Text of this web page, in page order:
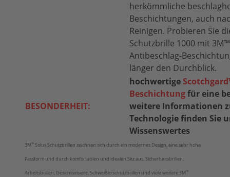
herkömmliche
Beschichtungen, auch
Reinigen. Probieren Sie
Schutzbrille 1000 mit
Antibeschlag-
länger den Durchblick.
BESONDERHEIT:
hochwertige
Beschichtungfür eine
weitere Informationen
Technologie finden Sie
Wissenswertes
3M™ Solus Schutzbrillen zeichnen sich durch ein modernes Design, eine sehr hohe
Passform und durch komfortablen und idealen Sitz aus. Sicherheitsbrillen,
Arbeitsbrillen, Gesichtsvisiere, Schweißerschutzbrillen und viele weitere 3M™